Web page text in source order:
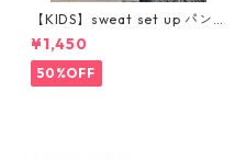
【KIDS】sweat set up パン
ツ購入ページ
¥1,450
50%OFF